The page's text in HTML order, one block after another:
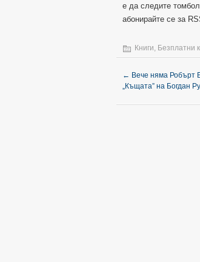
е да следите
абонирайте се за
Книги, Безплатни
← Вече няма Робърт
„Къщата” на Богдан